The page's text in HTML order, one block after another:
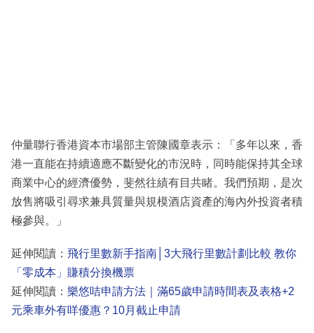
仲量聯行香港資本市場部主管陳國章表示：「多年以來，香
港一直能在持續適應不斷變化的市況時，同時能保持其全球
商業中心的經濟優勢，斐然往績有目共睹。我們預期，是次
放售將吸引尋求兼具質量與規模酒店資產的海內外投資者積
極參與。」
延伸閱讀： 飛行里數新手指南│3大飛行里數計劃比較 教你
「零成本」賺積分換機票
延伸閱讀： 樂悠咭申請方法｜滿65歲申請時間表及表格+2
元乘車外有咩優惠？10月截止申請